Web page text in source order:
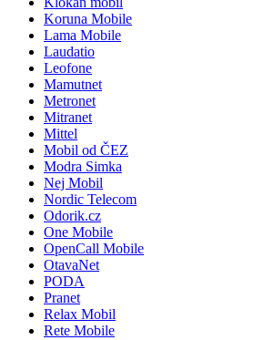
Koruna Mobile
Lama Mobile
Laudatio
Leofone
Mamutnet
Metronet
Mitranet
Mittel
Mobil od ČEZ
Modra Simka
Nej Mobil
Nordic Telecom
Odorik.cz
One Mobile
OpenCall Mobile
OtavaNet
PODA
Pranet
Relax Mobil
Rete Mobile